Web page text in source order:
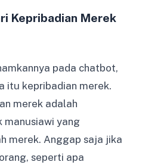
Kepribadian Merek
pada chatbot,
itu kepribadian merek.
merek adalah
yang
merek. Anggap saja jika
seperti apa